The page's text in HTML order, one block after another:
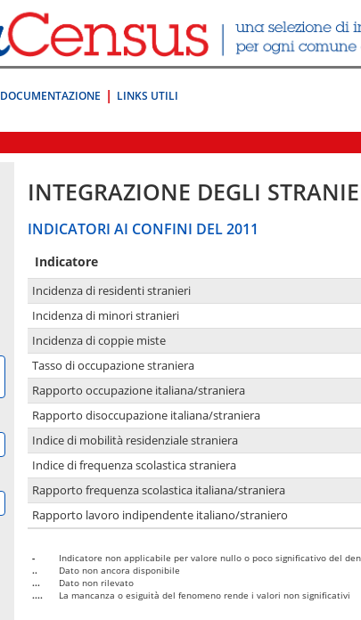
DOCUMENTAZIONE LINKS UTILI
INTEGRAZIONE DEGLI
INDICATORI AI CONFINI DEL 2011
Indicatore
Incidenza di residenti stranieri
Incidenza di minori stranieri
Incidenza di coppie miste
Tasso di occupazione straniera
Rapporto occupazione italiana/straniera
Rapporto disoccupazione italiana/straniera
Indice di mobilità residenziale straniera
Indice di frequenza scolastica straniera
Rapporto frequenza scolastica italiana/straniera
Rapporto lavoro indipendente italiano/straniero
-
Indicatore non applicabile per valore nullo o poco significativo del
..
Dato non ancora disponibile
...
Dato non rilevato
....
La mancanza o esiguità del fenomeno rende i valori non significativi